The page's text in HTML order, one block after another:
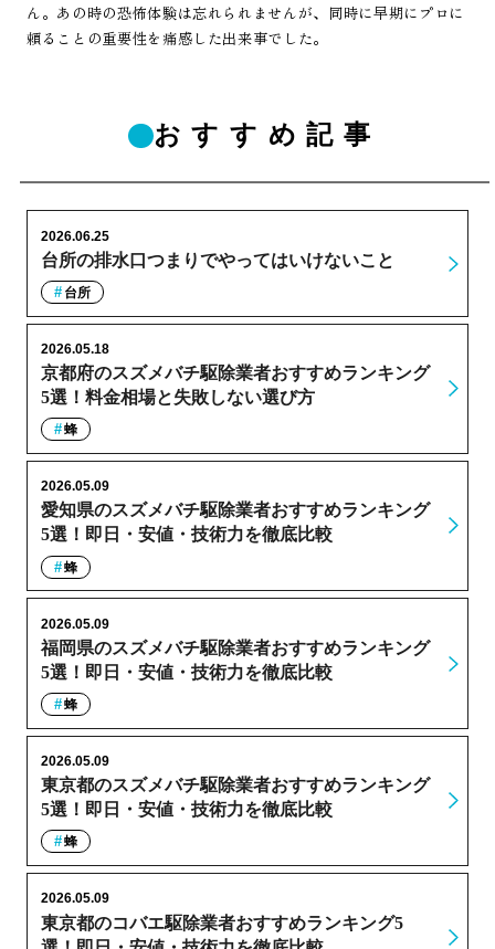
ん。あの時の恐怖体験は忘れられませんが、同時に早期にプロに
頼ることの重要性を痛感した出来事でした。
おすすめ記事
台所の排水口つまりでやってはいけないこと
2026.06.25
台所
京都府のスズメバチ駆除業者おすすめランキング
5選！料金相場と失敗しない選び方
2026.05.18
蜂
愛知県のスズメバチ駆除業者おすすめランキング
5選！即日・安値・技術力を徹底比較
2026.05.09
蜂
福岡県のスズメバチ駆除業者おすすめランキング
5選！即日・安値・技術力を徹底比較
2026.05.09
蜂
東京都のスズメバチ駆除業者おすすめランキング
5選！即日・安値・技術力を徹底比較
2026.05.09
蜂
東京都のコバエ駆除業者おすすめランキング5
2026.05.09